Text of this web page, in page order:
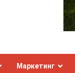
Маркетинг